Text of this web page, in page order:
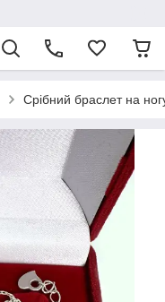
Срібний браслет на